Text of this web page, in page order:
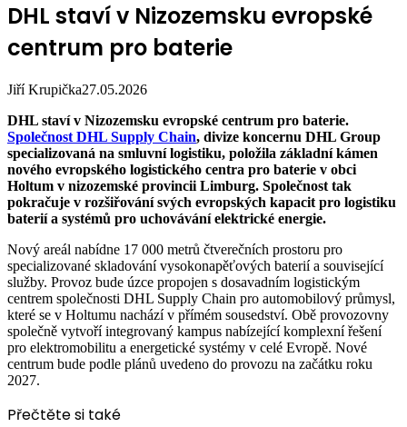
DHL staví v Nizozemsku evropské
centrum pro baterie
Jiří Krupička27.05.2026
DHL staví v Nizozemsku evropské centrum pro baterie.
Společnost DHL Supply Chain, divize koncernu DHL Group
specializovaná na smluvní logistiku, položila základní kámen
nového evropského logistického centra pro baterie v obci
Holtum v nizozemské provincii Limburg. Společnost tak
pokračuje v rozšiřování svých evropských kapacit pro logistiku
baterií a systémů pro uchovávání elektrické energie.
Nový areál nabídne 17 000 metrů čtverečních prostoru pro
specializované skladování vysokonapěťových baterií a související
služby. Provoz bude úzce propojen s dosavadním logistickým
centrem společnosti DHL Supply Chain pro automobilový průmysl,
které se v Holtumu nachází v přímém sousedství. Obě provozovny
společně vytvoří integrovaný kampus nabízející komplexní řešení
pro elektromobilitu a energetické systémy v celé Evropě. Nové
centrum bude podle plánů uvedeno do provozu na začátku roku
2027.
Přečtěte si také